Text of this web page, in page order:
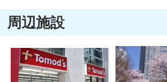
周辺施設